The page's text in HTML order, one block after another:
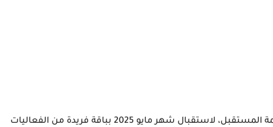
تستعد دبي، درة الخليج المتلألئة وعاصمة المستقبل، لاستقبال شهر مايو 2025 بباقة فريدة من الفعاليات